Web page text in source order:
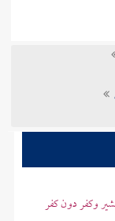
وكفر دون كفر